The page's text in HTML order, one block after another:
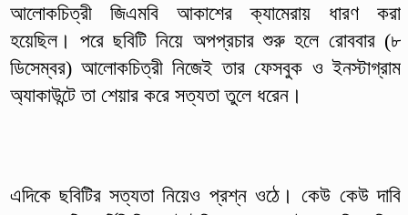
আলোকচিত্রী জিএমবি আকাশের ক্যামেরায় ধারণ করা
হয়েছিল। পরে ছবিটি নিয়ে অপপ্রচার শুরু হলে রোববার (৮
ডিসেম্বর) আলোকচিত্রী নিজেই তার ফেসবুক ও ইনস্টাগ্রাম
অ্যাকাউন্টে তা শেয়ার করে সত্যতা তুলে ধরেন।
এদিকে ছবিটির সত্যতা নিয়েও প্রশ্ন ওঠে। কেউ কেউ দাবি